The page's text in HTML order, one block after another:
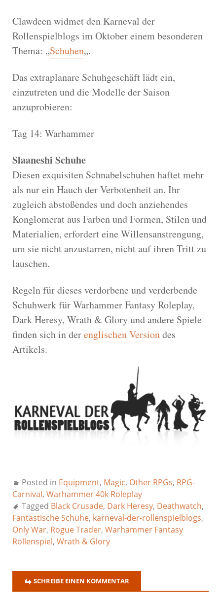
Clawdeen widmet den Karneval der
Rollenspielblogs im Oktober einem besonderen
Thema: „Schuhen„.
Das extraplanare Schuhgeschäft lädt ein,
einzutreten und die Modelle der Saison
anzuprobieren:
Tag 14: Warhammer
Slaaneshi Schuhe
Diesen exquisiten Schnabelschuhen haftet mehr
als nur ein Hauch der Verbotenheit an. Ihr
zugleich abstoßendes und doch anziehendes
Konglomerat aus Farben und Formen, Stilen und
Materialien, erfordert eine Willensanstrengung,
um sie nicht anzustarren, nicht auf ihren Tritt zu
lauschen.
Regeln für dieses verdorbene und verderbende
Schuhwerk für Warhammer Fantasy Roleplay,
Dark Heresy, Wrath & Glory und andere Spiele
finden sich in derenglischen Versiondes
Artikels.
Posted in Equipment, Magic, Other RPGs, RPG-
Carnival, Warhammer 40k Roleplay
Tagged Black Crusade, Dark Heresy, Deathwatch,
Fantastische Schuhe, karneval-der-rollenspielblogs,
Only War, Rogue Trader, Warhammer Fantasy
Rollenspiel, Wrath & Glory
SCHREIBE EINEN KOMMENTAR